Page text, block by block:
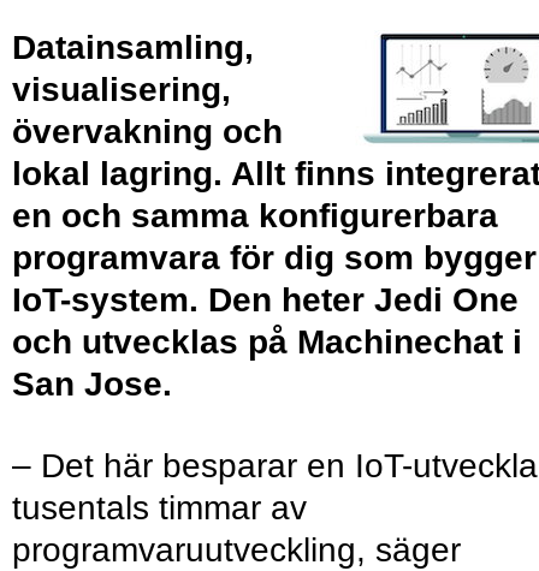
Datainsamling,
visualisering,
övervakning och
lokal lagring. Allt finns
en och samma konfigurerbara
programvara för dig som bygger
IoT-system. Den heter Jedi One
och utvecklas på Machinechat i
San Jose.
– Det här besparar en IoT-
tusentals timmar av
programvaruutveckling, säger